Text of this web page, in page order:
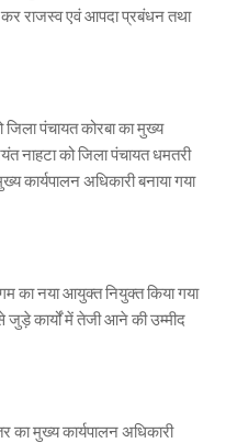
कर राजस्व एवं आपदा प्रबंधन तथा
पंचायत कोरबा का मुख्य
नाहटा को जिला पंचायत धमतरी
कार्यपालन अधिकारी बनाया गया
का नया आयुक्त नियुक्त किया गया
कार्यों में तेजी आने की उम्मीद
का मुख्य कार्यपालन अधिकारी